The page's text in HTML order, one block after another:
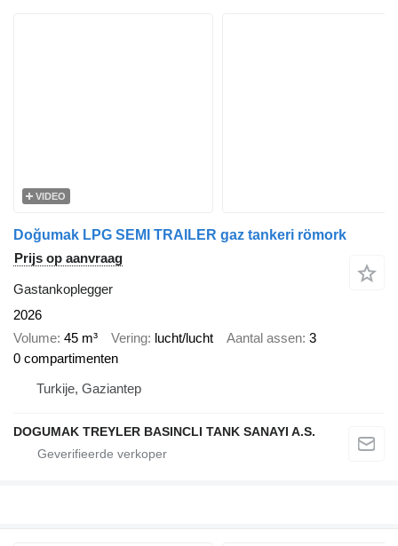
VIDEO
Doğumak LPG SEMI TRAILER gaz tankeri römork
Prijs op aanvraag
Gastankoplegger
2026
Volume 45 m³ Vering lucht/lucht Aantal assen 3
0 compartimenten
Turkije, Gaziantep
DOGUMAK TREYLER BASINCLI TANK SANAYI A.S.